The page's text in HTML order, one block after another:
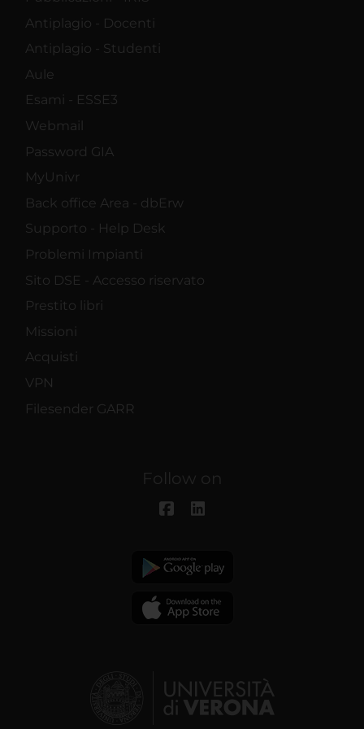
Antiplagio - Docenti
Antiplagio - Studenti
Aule
Esami - ESSE3
Webmail
Password GIA
MyUnivr
Back office Area - dbErw
Supporto - Help Desk
Problemi Impianti
Sito DSE - Accesso riservato
Prestito libri
Missioni
Acquisti
VPN
Filesender GARR
Follow on